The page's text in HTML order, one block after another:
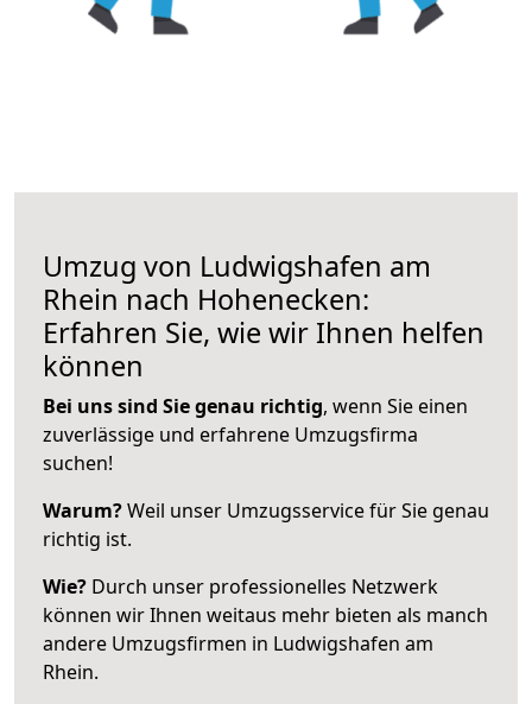
Umzug von Ludwigshafen am
Rhein nach Hohenecken:
Erfahren Sie, wie wir Ihnen helfen
können
Bei uns sind Sie genau richtig, wenn Sie einen
zuverlässige und erfahrene Umzugsfirma
suchen!
Warum?Weil unser Umzugsservice für Sie genau
richtig ist.
Wie? Durch unser professionelles Netzwerk
können wir Ihnen weitaus mehr bieten als manch
andere Umzugsfirmen in Ludwigshafen am
Rhein.